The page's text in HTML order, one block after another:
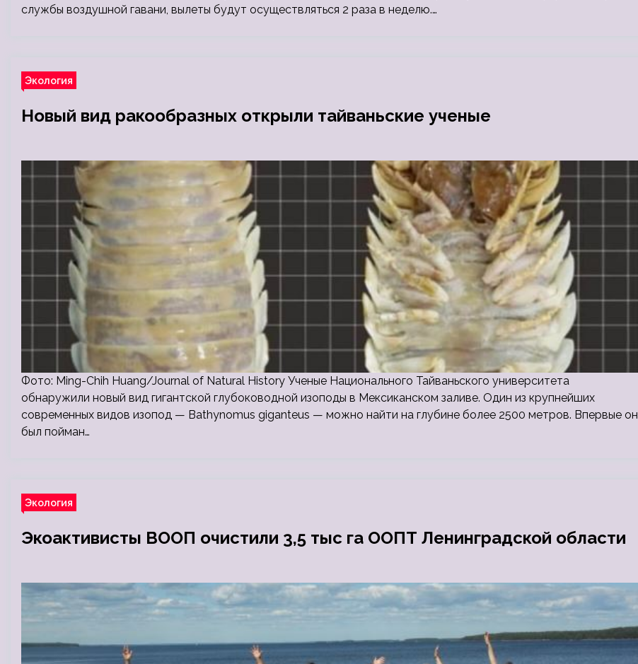
службы воздушной гавани, вылеты будут осуществляться 2 раза в неделю.…
Экология
Новый вид ракообразных открыли тайваньские ученые
Фото: Ming-Chih Huang/Journal of Natural History Ученые Национального Тайваньского университета
обнаружили новый вид гигантской глубоководной изоподы в Мексиканском заливе. Один из крупнейших
современных видов изопод — Bathynomus giganteus — можно найти на глубине более 2500 метров. Впервые он
был пойман…
Экология
Экоактивисты ВООП очистили 3,5 тыс га ООПТ Ленинградской области